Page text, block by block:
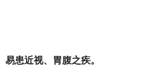
患近视、胃腹之疾。